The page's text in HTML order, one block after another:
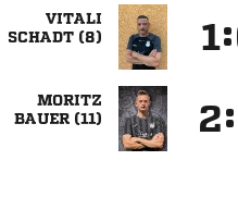

 
:

 
: